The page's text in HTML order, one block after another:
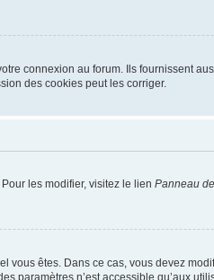
connexion au forum. Ils fournissent
des cookies peut les corriger.
les modifier, visitez le lien Panneau
vous êtes. Dans ce cas, vous devez
paramètres n’est accessible qu’aux